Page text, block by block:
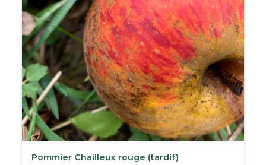
Pommier Chailleux rouge (tardif)